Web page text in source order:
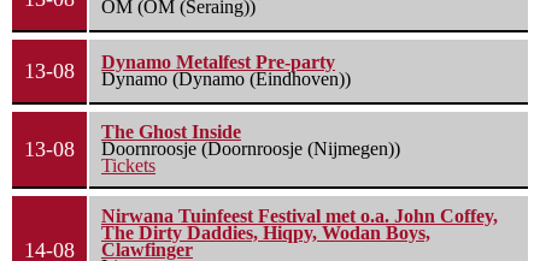
OM (OM (Seraing))
13-08
Dynamo Metalfest Pre-party
Dynamo (Dynamo (Eindhoven))
13-08
The Ghost Inside
Doornroosje (Doornroosje (Nijmegen))
Tickets
14-08
Nirwana Tuinfeest Festival met o.a. John Coffey,
The Dirty Daddies, Hiqpy, Wodan Boys,
Clawfinger